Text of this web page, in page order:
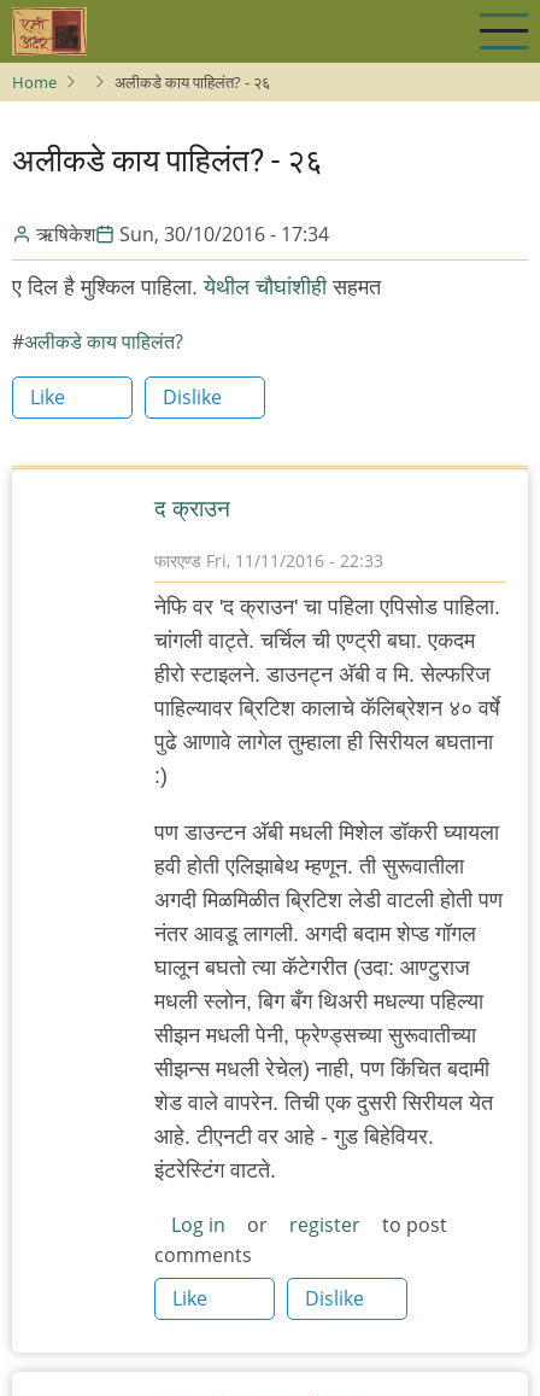
Skip
main
content
Home अलीकडे काय पाहिलंत? - २६
अलीकडे काय पाहिलंत? - २६
ऋषिकेश Sun, 30/10/2016 - 17:34
ए दिल है मुश्किल पाहिला.येथील चौघांशीहीसहमत
अलीकडे काय पाहिलंत?
Like Dislike
द क्राउन
फारएण्ड Fri, 11/11/2016 - 22:33
नेफि वर 'द क्राउन' चा पहिला एपिसोड पाहिला.
चांगली वाट्ते. चर्चिल ची एण्ट्री बघा. एकदम
हीरो स्टाइलने. डाउनट्न अ‍ॅबी व मि. सेल्फरिज
पाहिल्यावर ब्रिटिश कालाचे कॅलिब्रेशन ४० वर्षे
पुढे आणावे लागेल तुम्हाला ही सिरीयल बघताना
:)
पण डाउन्टन अ‍ॅबी मधली मिशेल डॉकरी घ्यायला
हवी होती एलिझाबेथ म्हणून. ती सुरूवातीला
अगदी मिळमिळीत ब्रिटिश लेडी वाटली होती पण
नंतर आवडू लागली. अगदी बदाम शेप्ड गॉगल
घालून बघतो त्या कॅटेगरीत (उदा: आण्टुराज
मधली स्लोन, बिग बँग थिअरी मधल्या पहिल्या
सीझन मधली पेनी, फ्रेण्ड्सच्या सुरूवातीच्या
सीझन्स मधली रेचेल) नाही, पण किंचित बदामी
शेड वाले वापरेन. तिची एक दुसरी सिरीयल येत
आहे. टीएनटी वर आहे - गुड बिहेवियर.
इंटरेस्टिंग वाटते.
Log in or register
to post
comments
Like
Dislike